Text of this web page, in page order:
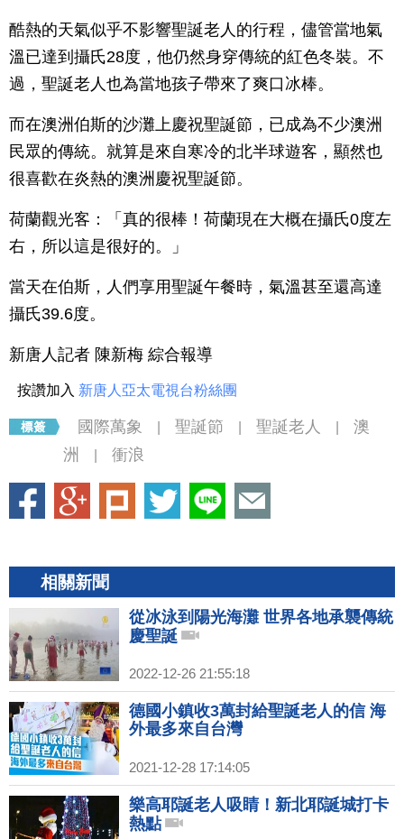
酷熱的天氣似乎不影響聖誕老人的行程，儘管當地氣
溫已達到攝氏28度，他仍然身穿傳統的紅色冬裝。不
過，聖誕老人也為當地孩子帶來了爽口冰棒。
而在澳洲伯斯的沙灘上慶祝聖誕節，已成為不少澳洲
民眾的傳統。就算是來自寒冷的北半球遊客，顯然也
很喜歡在炎熱的澳洲慶祝聖誕節。
荷蘭觀光客：「真的很棒！荷蘭現在大概在攝氏0度左
右，所以這是很好的。」
當天在伯斯，人們享用聖誕午餐時，氣溫甚至還高達
攝氏39.6度。
新唐人記者 陳新梅 綜合報導
按讚加入 新唐人亞太電視台粉絲團
國際萬象 聖誕節 聖誕老人
澳
洲
衝浪
相關新聞
從冰泳到陽光海灘 世界各地承襲傳統
慶聖誕
2022-12-26 21:55:18
德國小鎮收3萬封給聖誕老人的信 海
外最多來自台灣
2021-12-28 17:14:05
樂高耶誕老人吸睛！新北耶誕城打卡
熱點